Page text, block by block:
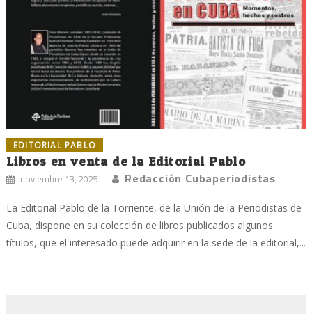
EDITORIAL PABLO
Libros en venta de la Editorial Pablo
noviembre 13, 2025 Redacción Cubaperiodistas
La Editorial Pablo de la Torriente, de la Unión de la Periodistas de
Cuba, dispone en su colección de libros publicados algunos
títulos, que el interesado puede adquirir en la sede de la editorial,...